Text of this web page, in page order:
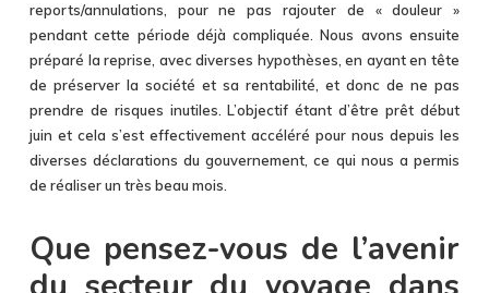
reports/annulations, pour ne pas rajouter de « douleur »
pendant cette période déjà compliquée. Nous avons ensuite
préparé la reprise, avec diverses hypothèses, en ayant en tête
de préserver la société et sa rentabilité, et donc de ne pas
prendre de risques inutiles. L’objectif étant d’être prêt début
juin et cela s’est effectivement accéléré pour nous depuis les
diverses déclarations du gouvernement, ce qui nous a permis
de réaliser un très beau mois.
Que pensez-vous de l’avenir